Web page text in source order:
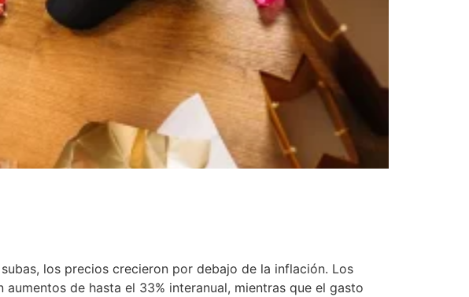
los precios crecieron por debajo de la inflación. Los
de hasta el 33% interanual, mientras que el gasto